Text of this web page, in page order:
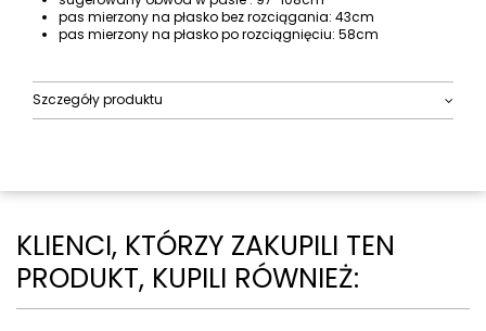
pas mierzony na płasko bez rozciągania: 43cm
pas mierzony na płasko po rozciągnięciu: 58cm
Szczegóły produktu
KLIENCI, KTÓRZY ZAKUPILI TEN
PRODUKT, KUPILI RÓWNIEŻ: